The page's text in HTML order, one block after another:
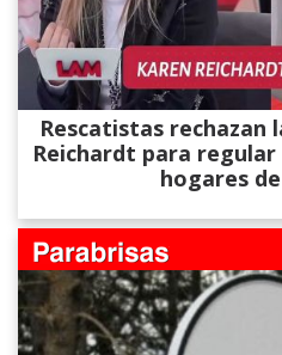
Rescatistas rechazan
Reichardt para
hogares